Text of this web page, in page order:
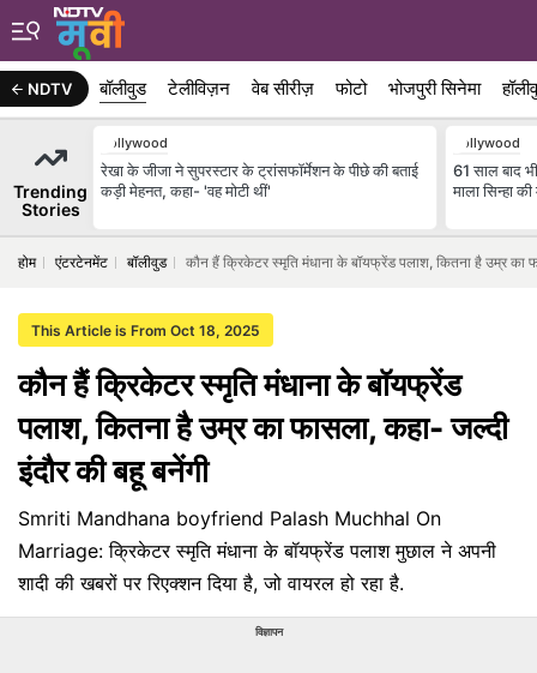
NDTV बॉलीवुड टेलीविज़न वेब सीरीज़ फोटो भोजपुरी सिनेमा
Trending
Stories
Bollywood
रेखा के जीजा ने सुपरस्टार के ट्रांसफॉर्मेशन के पीछे की बताई
कड़ी मेहनत, कहा- 'वह मोटी थीं'
Bollywood
61 साल बाद
माला सिन्हा
होम एंटरटेनमेंट बॉलीवुड कौन हैं क्रिकेटर स्मृति मंधाना के बॉयफ्रेंड पलाश, कितना है उम्र का
This Article is From Oct 18, 2025
कौन हैं क्रिकेटर स्मृति मंधाना के बॉयफ्रेंड
पलाश, कितना है उम्र का फासला, कहा- जल्दी
इंदौर की बहू बनेंगी
Smriti Mandhana boyfriend Palash Muchhal On
Marriage: क्रिकेटर स्मृति मंधाना के बॉयफ्रेंड पलाश मुछाल ने अपनी
शादी की खबरों पर रिएक्शन दिया है, जो वायरल हो रहा है.
विज्ञापन